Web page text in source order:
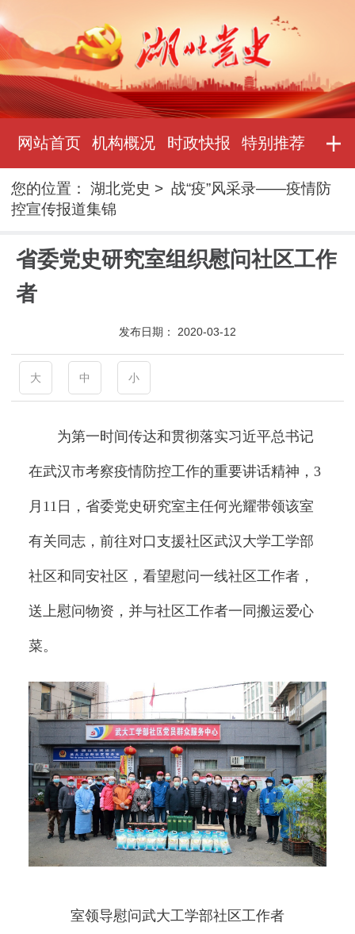
网站首页 机构概况 时政快报 特别推荐
您的位置：湖北党史 >战“疫”风采录——疫情防
控宣传报道集锦
省委党史研究室组织慰问社区工作
者
发布日期： 2020-03-12
大 中 小
为第一时间传达和贯彻落实习近平总书记
在武汉市考察疫情防控工作的重要讲话精神，3
月11日，省委党史研究室主任何光耀带领该室
有关同志，前往对口支援社区武汉大学工学部
社区和同安社区，看望慰问一线社区工作者，
送上慰问物资，并与社区工作者一同搬运爱心
菜。
室领导慰问武大工学部社区工作者